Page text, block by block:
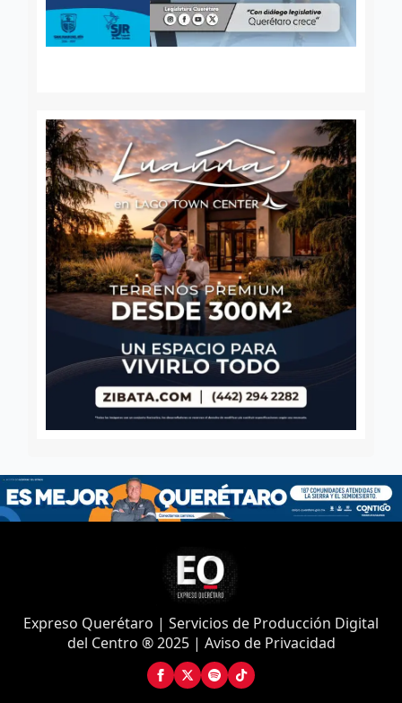
Expreso Querétaro | Servicios de Producción Digital
del Centro ® 2025 | Aviso de Privacidad